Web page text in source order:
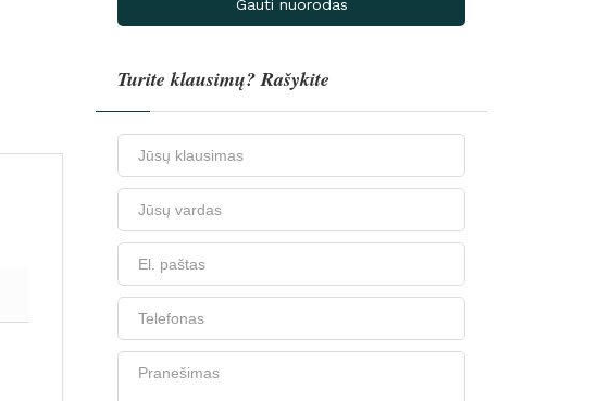
Gauti nuorodas
Turite klausimų? Rašykite